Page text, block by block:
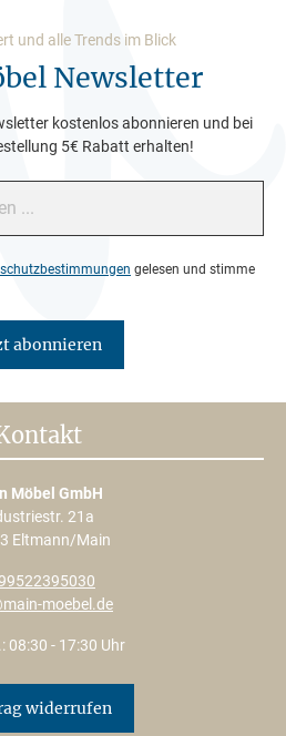
und alle Trends im Blick
Newsletter
kostenlos abonnieren und bei
5€ Rabatt erhalten!
gelesen und stimme
abonnieren
Möbel GmbH
21a
Eltmann/Main
moebel.de
08:30 - 17:30 Uhr
widerrufen